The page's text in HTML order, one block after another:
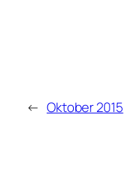
← Oktober 2015